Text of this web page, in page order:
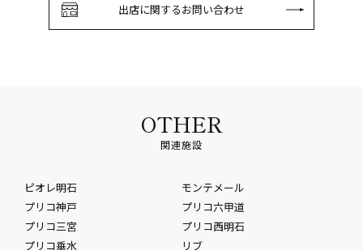
出店に関するお問い合わせ
OTHER
関連施設
ピオレ明石
モンテメール
プリコ神戸
プリコ六甲道
プリコ三宮
プリコ西明石
プリコ垂水
リブ